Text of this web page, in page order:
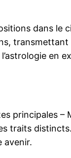
dans le
transmettant
en
principales –
traits
avenir.